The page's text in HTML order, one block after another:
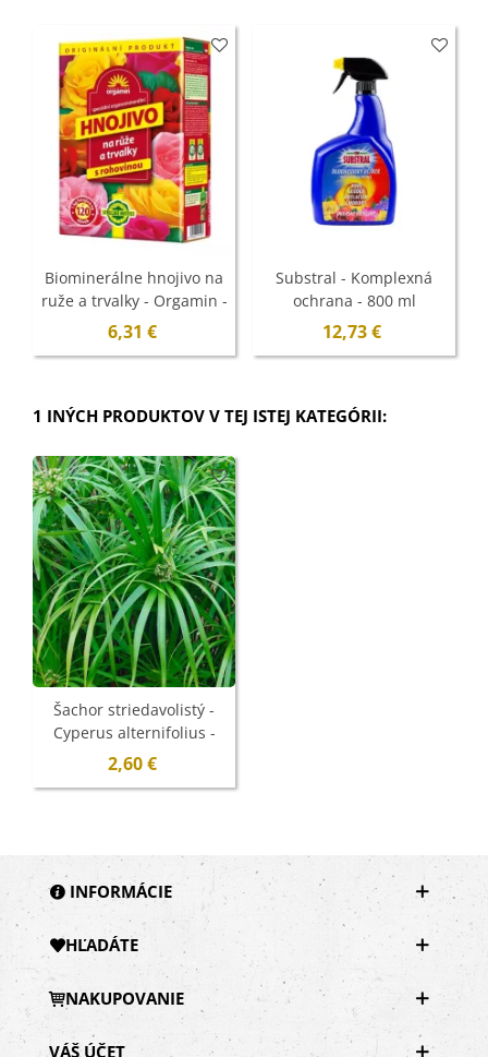
Biominerálne hnojivo na
ruže a trvalky - Orgamin -
1 kg
6,31 €
Substral - Komplexná
ochrana - 800 ml
12,73 €
1 INÝCH PRODUKTOV V TEJ ISTEJ KATEGÓRII:
Šachor striedavolistý -
Cyperus alternifolius -
semená - 15 ks
2,60 €
INFORMÁCIE
HĽADÁTE
NAKUPOVANIE
VÁŠ ÚČET